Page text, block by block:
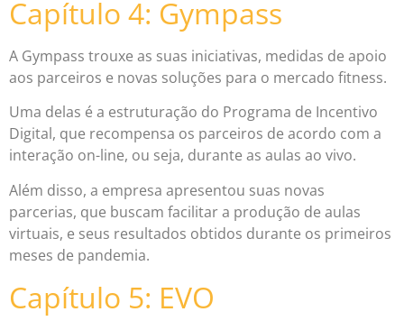
Capítulo 4: Gympass
A Gympass trouxe as suas iniciativas, medidas de apoio
aos parceiros e novas soluções para o mercado fitness.
Uma delas é a estruturação do Programa de Incentivo
Digital, que recompensa os parceiros de acordo com a
interação on-line, ou seja, durante as aulas ao vivo.
Além disso, a empresa apresentou suas novas
parcerias, que buscam facilitar a produção de aulas
virtuais, e seus resultados obtidos durante os primeiros
meses de pandemia.
Capítulo 5: EVO